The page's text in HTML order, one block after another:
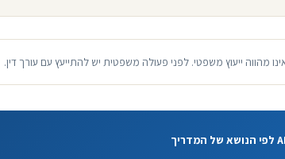
מהווה ייעוץ משפטי. לפני פעולה משפטית יש להתייעץ עם עורך דין.